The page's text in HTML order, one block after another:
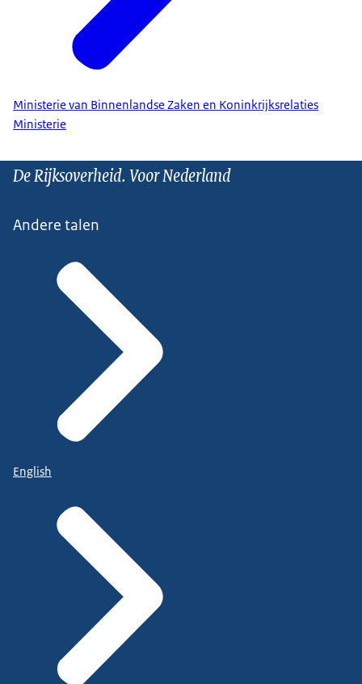
Ministerie van Binnenlandse Zaken en Koninkrijksrelaties
Ministerie
De Rijksoverheid. Voor Nederland
Andere talen
English